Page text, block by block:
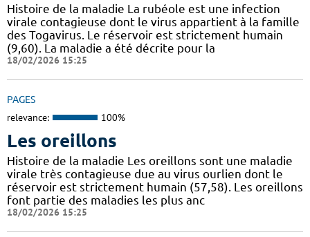
Histoire de la maladie La rubéole est une infection
virale contagieuse dont le virus appartient à la famille
des Togavirus. Le réservoir est strictement humain
(9,60). La maladie a été décrite pour la
18/02/2026 15:25
PAGES
relevance: 100%
Les oreillons
Histoire de la maladie Les oreillons sont une maladie
virale très contagieuse due au virus ourlien dont le
réservoir est strictement humain (57,58). Les oreillons
font partie des maladies les plus anc
18/02/2026 15:25